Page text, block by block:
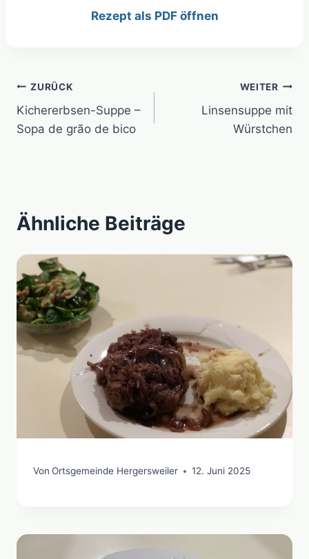
Rezept als PDF öffnen
Beitragsnavigation
ZURÜCK
Kichererbsen-Suppe –
Sopa de grão de bico
WEITER
Linsensuppe mit
Würstchen
Ähnliche Beiträge
Von Ortsgemeinde Hergersweiler 12. Juni 2025